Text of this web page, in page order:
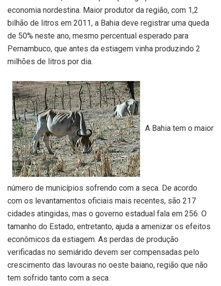
economia nordestina. Maior produtor da região, com 1,2
bilhão de litros em 2011, a Bahia deve registrar uma queda
de 50% neste ano, mesmo percentual esperado para
Pernambuco, que antes da estiagem vinha produzindo 2
milhões de litros por dia.
A Bahia tem o maior
número de municípios sofrendo com a seca. De acordo
com os levantamentos oficiais mais recentes, são 217
cidades atingidas, mas o governo estadual fala em 256. O
tamanho do Estado, entretanto, ajuda a amenizar os efeitos
econômicos da estiagem. As perdas de produção
verificadas no semiárido devem ser compensadas pelo
crescimento das lavouras no oeste baiano, região que não
tem sofrido tanto com a seca.